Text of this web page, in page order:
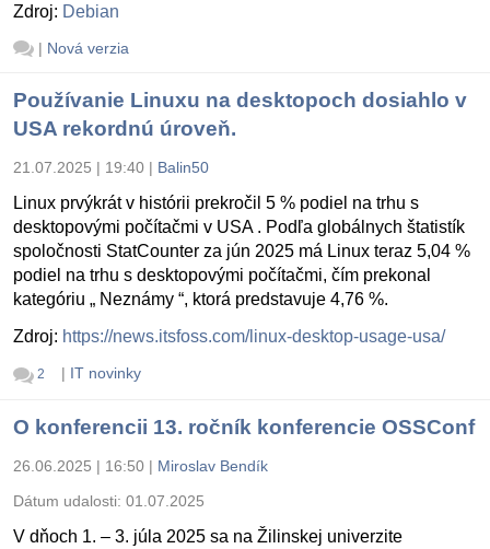
Zdroj: Debian
| Nová verzia
Používanie Linuxu na desktopoch dosiahlo v
USA rekordnú úroveň.
21.07.2025 | 19:40 | Balin50
Linux prvýkrát v histórii prekročil 5 % podiel na trhu s
desktopovými počítačmi v USA . Podľa globálnych štatistík
spoločnosti StatCounter za jún 2025 má Linux teraz 5,04 %
podiel na trhu s desktopovými počítačmi, čím prekonal
kategóriu „ Neznámy “, ktorá predstavuje 4,76 %.
Zdroj: https://news.itsfoss.com/linux-desktop-usage-usa/
2 | IT novinky
O konferencii 13. ročník konferencie OSSConf
26.06.2025 | 16:50 | Miroslav Bendík
Dátum udalosti: 01.07.2025
V dňoch 1. – 3. júla 2025 sa na Žilinskej univerzite